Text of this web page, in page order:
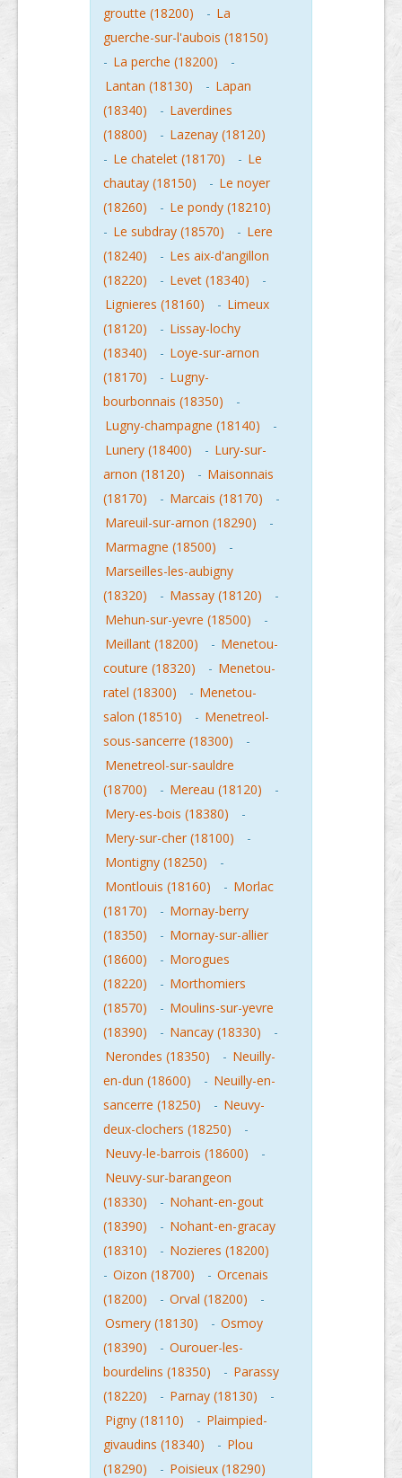
groutte (18200) - La
guerche-sur-l'aubois (18150)
- La perche (18200)
-
Lantan (18130)
- Lapan
(18340)
- Laverdines
(18800)
- Lazenay (18120)
- Le chatelet (18170) - Le
chautay (18150)
- Le noyer
(18260)
- Le pondy (18210)
- Le subdray (18570) - Lere
(18240)
- Les aix-d'angillon
(18220)
- Levet (18340)
-
Lignieres (18160)
- Limeux
(18120)
- Lissay-lochy
(18340)
- Loye-sur-arnon
(18170)
- Lugny-
bourbonnais (18350)
-
Lugny-champagne (18140)
-
Lunery (18400)
- Lury-sur-
arnon (18120)
- Maisonnais
(18170)
- Marcais (18170)
-
Mareuil-sur-arnon (18290)
-
Marmagne (18500)
-
Marseilles-les-aubigny
(18320)
- Massay (18120)
-
Mehun-sur-yevre (18500)
-
Meillant (18200)
- Menetou-
couture (18320)
- Menetou-
ratel (18300)
- Menetou-
salon (18510)
- Menetreol-
sous-sancerre (18300)
-
Menetreol-sur-sauldre
(18700)
- Mereau (18120)
-
Mery-es-bois (18380)
-
Mery-sur-cher (18100)
-
Montigny (18250)
-
Montlouis (18160)
- Morlac
(18170)
- Mornay-berry
(18350)
- Mornay-sur-allier
(18600)
- Morogues
(18220)
- Morthomiers
(18570)
- Moulins-sur-yevre
(18390)
- Nancay (18330)
-
Nerondes (18350)
- Neuilly-
en-dun (18600)
- Neuilly-en-
sancerre (18250)
- Neuvy-
deux-clochers (18250)
-
Neuvy-le-barrois (18600)
-
Neuvy-sur-barangeon
(18330)
- Nohant-en-gout
(18390)
- Nohant-en-gracay
(18310)
- Nozieres (18200)
- Oizon (18700) - Orcenais
(18200)
- Orval (18200)
-
Osmery (18130)
- Osmoy
(18390)
- Ourouer-les-
bourdelins (18350)
- Parassy
(18220)
- Parnay (18130)
-
Pigny (18110)
- Plaimpied-
givaudins (18340)
- Plou
(18290)
- Poisieux (18290)